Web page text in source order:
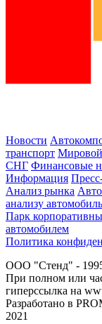
Новости
транспорт
СНГ Финансовые
Информация
Анализ рынка
анализу
Парк
автомобилем
Политика
ООО "Стенд" -
При полном или
гиперссылка на
Разработано в
2021